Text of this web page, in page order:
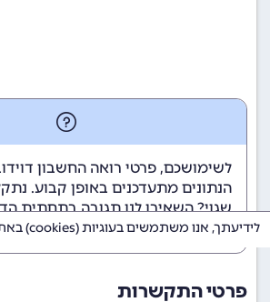
לשימושכם, פרטי רואה החשבון
הנתונים מתעדכנים באופן קבוע.
שגוי? השאירו לנו תגובה בתחתית
לטפל בבעיה בהקדם.
פרטי התקשרות
לידיעתך, אנו משתמשים בעוגיות (cookies) באתר זה.